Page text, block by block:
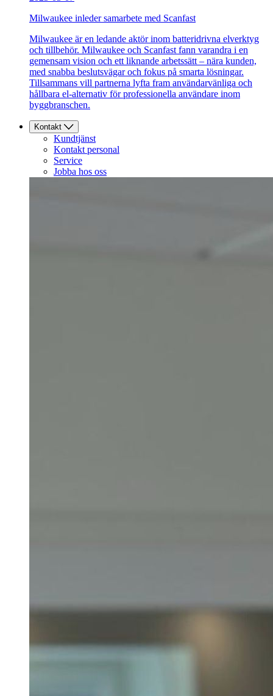
Milwaukee inleder samarbete med Scanfast
Milwaukee är en ledande aktör inom batteridrivna elverktyg
och tillbehör. Milwaukee och Scanfast fann varandra i en
gemensam vision och ett liknande arbetssätt – nära kunden,
med snabba beslutsvägar och fokus på smarta lösningar.
Tillsammans vill partnerna lyfta fram användarvänliga och
hållbara el-alternativ för professionella användare inom
byggbranschen.
Kontakt
Kundtjänst
Kontakt personal
Service
Jobba hos oss